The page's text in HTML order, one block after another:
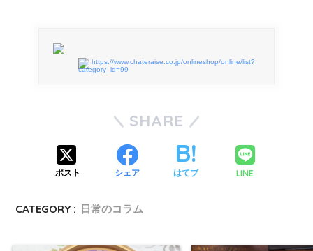
https://www.chateraise.co.jp/onlineshop/online/list?
category_id=99
SHARE
ポスト シェア はてブ LINE
CATEGORY : 日常のコラム